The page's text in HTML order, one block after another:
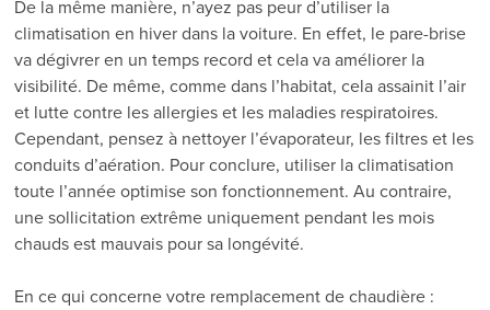
De la même manière, n’ayez pas peur d’utiliser la
climatisation en hiver dans la voiture. En effet, le pare-brise
va dégivrer en un temps record et cela va améliorer la
visibilité. De même, comme dans l’habitat, cela assainit l’air
et lutte contre les allergies et les maladies respiratoires.
Cependant, pensez à nettoyer l’évaporateur, les filtres et les
conduits d’aération. Pour conclure, utiliser la climatisation
toute l’année optimise son fonctionnement. Au contraire,
une sollicitation extrême uniquement pendant les mois
chauds est mauvais pour sa longévité.
En ce qui concerne votre remplacement de chaudière :